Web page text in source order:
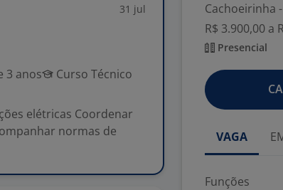
31 jul
3 anos
Curso Técnico
elétricas Coordenar
normas de
Cachoeirinha -
R$ 3.900,00 a
Presencial
VAGA
Funções